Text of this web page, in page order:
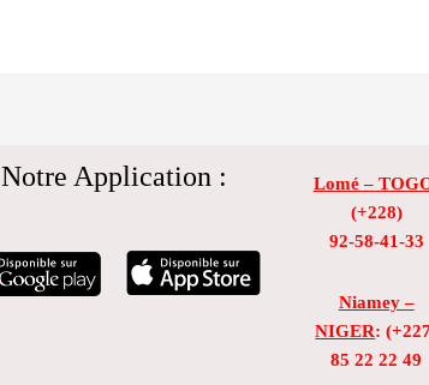
Notre Application : Lomé –
(+228)
92-58-41-33
Niamey –
NIGER:
85 22 22 49